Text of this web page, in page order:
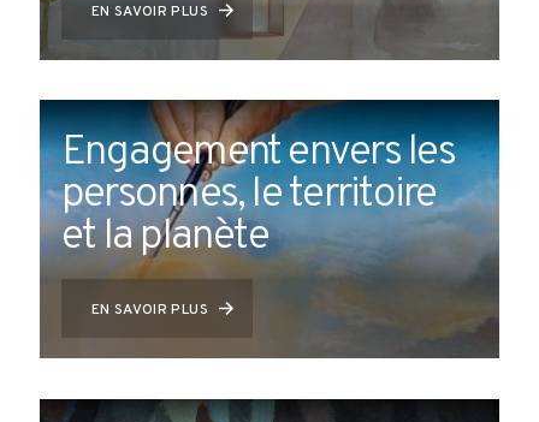
EN SAVOIR PLUS
Engagement envers les
personnes, le territoire
et la planète
EN SAVOIR PLUS